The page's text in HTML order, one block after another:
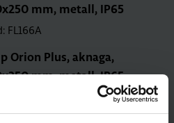
mm, metall, IP65
FL166A
Orion Plus, aknaga,
mm, metall, IP65